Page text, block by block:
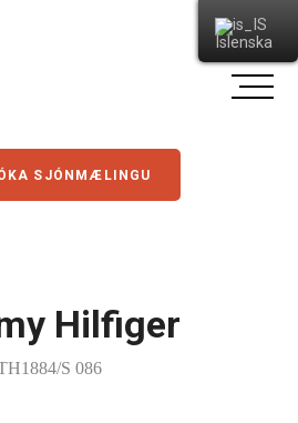
SJÓNMÆLINGU
Hilfiger
S 086
Íslenska